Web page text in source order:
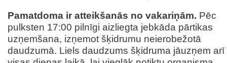
Pamatdoma ir atteikšanās no vakariņām. Pēc
pulksten 17:00 pilnīgi aizliegta jebkāda pārtikas
uzņemšana, izņemot šķidrumu neierobežotā
daudzumā. Liels daudzums šķidruma jāuzņem arī